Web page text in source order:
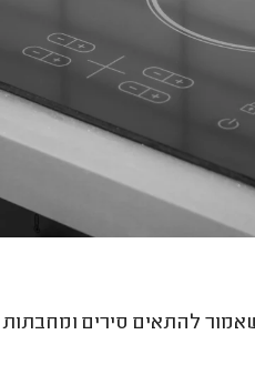
להתאים סירים ומחבתות